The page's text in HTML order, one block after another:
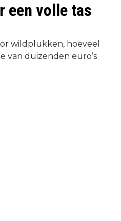
een volle tas
wildplukken, hoeveel
van duizenden euro’s